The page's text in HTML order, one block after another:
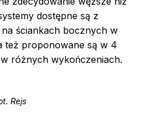
dostępne są z
ściankach bocznych w
też proponowane są w 4
różnych wykończeniach.
Rejs